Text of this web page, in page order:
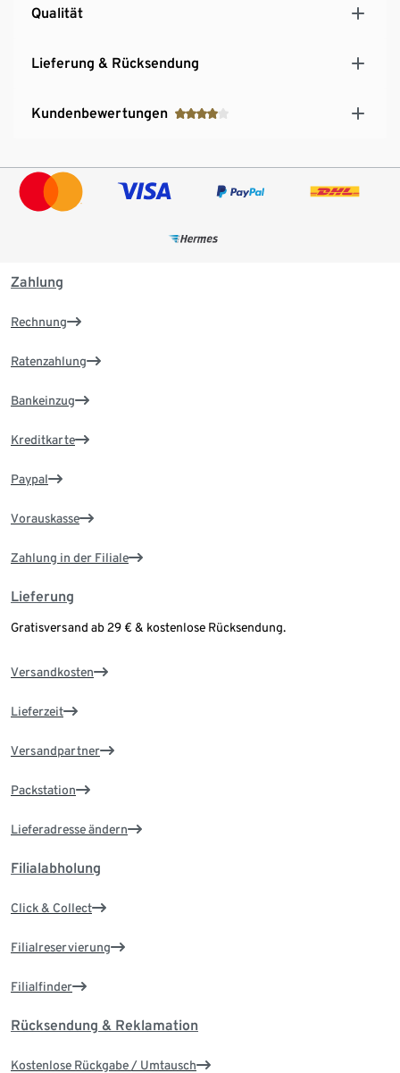
Qualität
Lieferung & Rücksendung
Kundenbewertungen
Zahlung
Rechnung
Ratenzahlung
Bankeinzug
Kreditkarte
Paypal
Vorauskasse
Zahlung in der Filiale
Lieferung
Gratisversand ab 29 € & kostenlose Rücksendung.
Versandkosten
Lieferzeit
Versandpartner
Packstation
Lieferadresse ändern
Filialabholung
Click & Collect
Filialreservierung
Filialfinder
Rücksendung & Reklamation
Kostenlose Rückgabe / Umtausch